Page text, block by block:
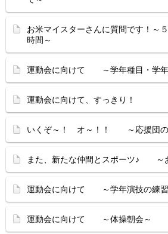
お米マイスターさんに質問です！～
時間～
運動会に向けて ～学年種目・学年
運動会に向けて、すっきり！
いくぞ～！ オ～！！ ～応援団の
また、新たな仲間とスポーツ♪ ～
運動会に向けて ～学年演技の練習
運動会に向けて ～体操朝会～